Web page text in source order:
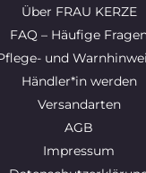
Über FRAU KERZE
FAQ – Häufige
und
Händler*in werden
Versandarten
AGB
Impressum